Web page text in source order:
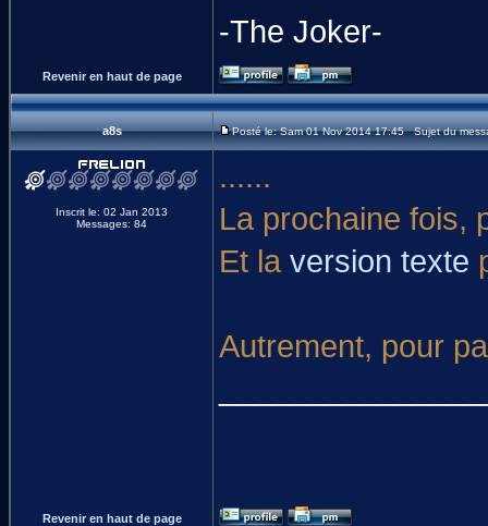
-The Joker-
Revenir en haut de page
a8s Posté le: Sam 01 Nov 2014 17:45 Sujet du
Inscrit le: 02 Jan 2013
Messages: 84
......
La prochaine fois,
Et la version texte
Autrement, pour
Revenir en haut de page